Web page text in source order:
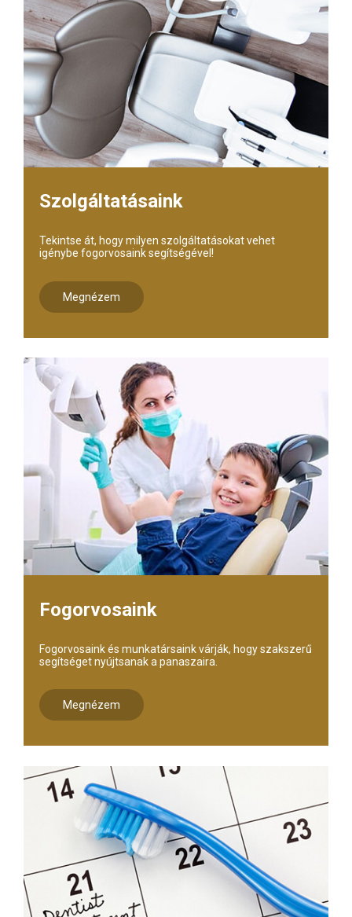
Szolgáltatásaink
Tekintse át, hogy milyen szolgáltatásokat vehet
igénybe fogorvosaink segítségével!
Megnézem
Fogorvosaink
Fogorvosaink és munkatársaink várják, hogy szakszerű
segítséget nyújtsanak a panaszaira.
Megnézem